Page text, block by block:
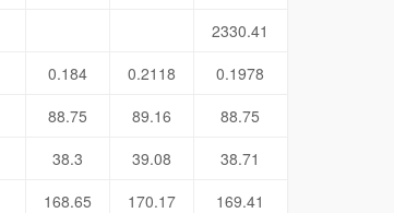
2330.41
0.184 0.2118
0.1978
88.75 89.16
88.75
38.3 39.08
38.71
168.65 170.17
169.41